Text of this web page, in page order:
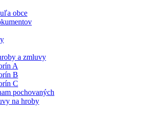
obce
a zmluvy
A
B
C
pochovaných
na hroby